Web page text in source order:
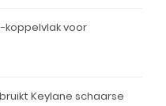
koppelvlak voor
Keylane schaarse